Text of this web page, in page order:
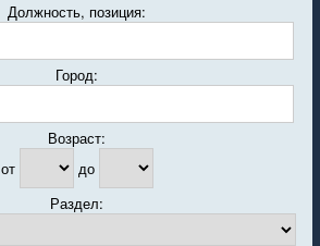
Должность, позиция:
Город:
Возраст:
от
до
Раздел: